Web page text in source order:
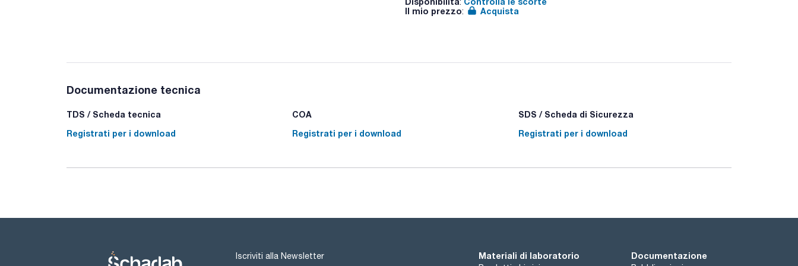
Il mio prezzo: Acquista
Documentazione tecnica
TDS / Scheda tecnica
Registrati per i download
COA
Registrati per i download
SDS / Scheda di Sicurezza
Registrati per i download
Iscriviti alla Newsletter Materiali di laboratorio Documentazione